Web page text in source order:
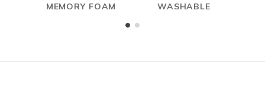
MEMORY FOAM
WASHABLE